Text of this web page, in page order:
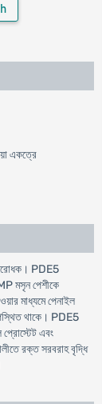
একত্রে
PDE5
মসৃন পেশীকে
মাধ্যমে পেনাইল
থাকে। PDE5
প্রোস্টেট এবং
রক্ত সরবরাহ বৃদ্ধি